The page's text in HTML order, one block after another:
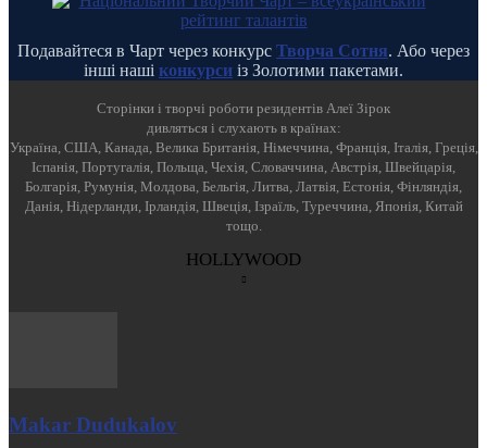
Подавайтеся в Чарт через конкурс Творча Сотня. Або через
інші наші конкурси із Золотими пакетами.
Cторінки і творчі роботи резидентів Алеї Зірок
дивляться і слухають в країнах:
Україна, США, Канада, Велика Британія, Німеччина, Франція, Італія, Греція,
Іспанія, Португалія, Польща, Чехія, Словаччина, Австрія, Швейцарія,
Болгарія, Румунія, Молдова, Бельгія, Литва, Латвія, Естонія, Фінляндія,
Данія, Нідерланди, Ірландія, Швеція, Ізраїль, Туреччина, Японія, Китай
тощо.
HOLLYWOOD
Makar Dudukalov